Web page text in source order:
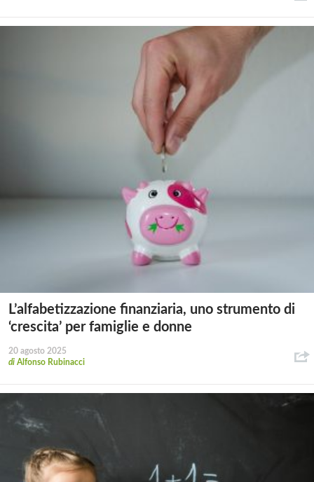
L’alfabetizzazione finanziaria, uno strumento di
‘crescita’ per famiglie e donne
20 agosto 2025
di Alfonso Rubinacci